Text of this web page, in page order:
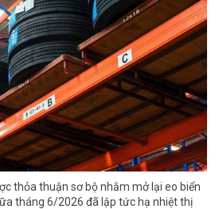
thỏa thuận sơ bộ nhằm mở lại eo biển
tháng 6/2026 đã lập tức hạ nhiệt thị